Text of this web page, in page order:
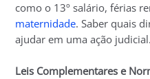
como o 13º salário, férias
maternidade. Saber quais
ajudar em uma ação judicial.
Leis Complementares e